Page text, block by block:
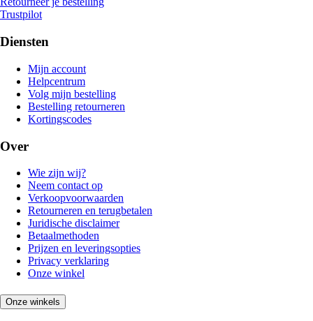
Trustpilot
Diensten
Mijn account
Helpcentrum
Volg mijn bestelling
Bestelling retourneren
Kortingscodes
Over
Wie zijn wij?
Neem contact op
Verkoopvoorwaarden
Retourneren en terugbetalen
Juridische disclaimer
Betaalmethoden
Prijzen en leveringsopties
Privacy verklaring
Onze winkel
Onze winkels